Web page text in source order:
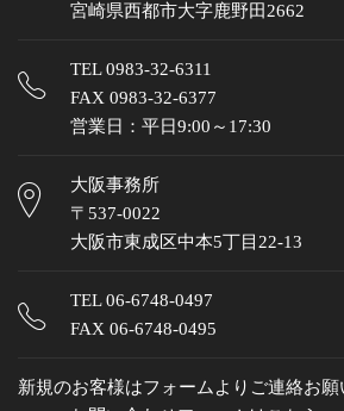
宮崎県西都市大字鹿野田2662
TEL0983-32-6311
FAX 0983-32-6377
営業日：平日9:00～17:30
大阪事務所
〒537-0022
大阪市東成区中本5丁目22-13
TEL06-6748-0497
FAX 06-6748-0495
新規のお客様はフォームよりご連絡お願